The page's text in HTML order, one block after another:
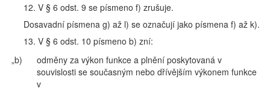
12. V § 6 odst. 9 se písmeno f) zrušuje.
Dosavadní písmena g) až l) se označují jako písmena f) až k).
13. V § 6 odst. 10 písmeno b) zní:
„b)
odměny za výkon funkce a plnění poskytovaná v
souvislosti se současným nebo dřívějším výkonem funkce
v